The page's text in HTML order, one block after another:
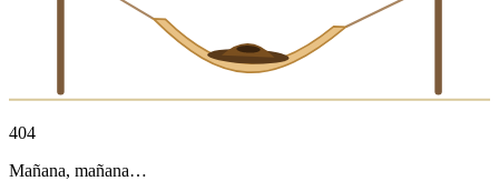
404
Mañana, mañana…